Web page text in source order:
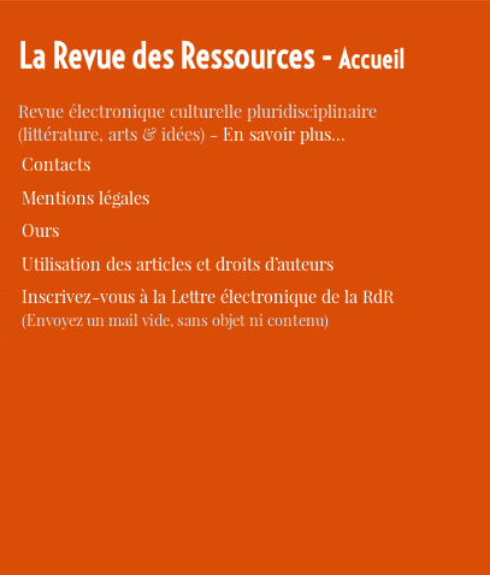
La Revue des Ressources -Accueil
Revue électronique culturelle pluridisciplinaire
(littérature, arts & idées) -En savoir plus…
Contacts
Mentions légales
Ours
Utilisation des articles et droits d’auteurs
Inscrivez-vous à la Lettre électronique de la RdR
(Envoyez un mail vide, sans objet ni contenu)